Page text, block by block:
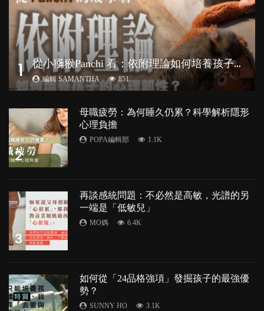
1 從
小獼猴Panchi 看：依附理論如何培養孩子心理韌性？
編輯 SAMANTHA 851
2
母職疲勞：為何睡久仍累？科學解析隱形
心理負擔
POPA編輯部 1.1K
3
再談感統問題：不必然是高敏，光譜的另
一端是「低敏兒」
MO媽 6.4K
如何從「24品格強項」發掘孩子的最強優
勢？
SUNNY HO 3.1K